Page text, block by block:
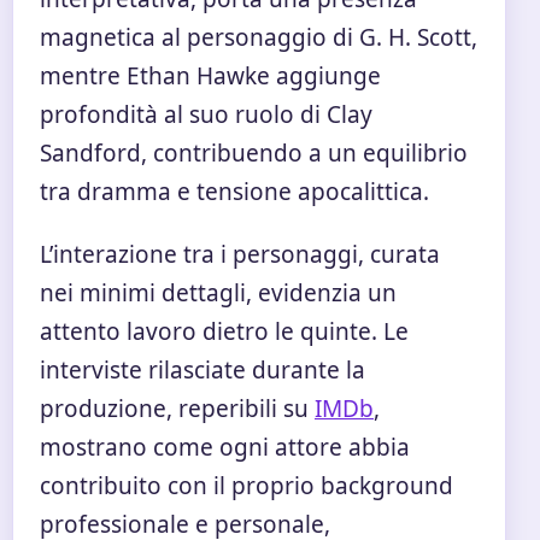
magnetica al personaggio di G. H. Scott,
mentre Ethan Hawke aggiunge
profondità al suo ruolo di Clay
Sandford, contribuendo a un equilibrio
tra dramma e tensione apocalittica.
L’interazione tra i personaggi, curata
nei minimi dettagli, evidenzia un
attento lavoro dietro le quinte. Le
interviste rilasciate durante la
produzione, reperibili su IMDb,
mostrano come ogni attore abbia
contribuito con il proprio background
professionale e personale,